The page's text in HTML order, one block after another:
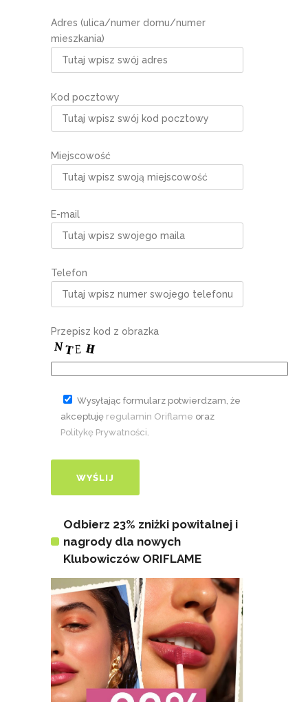
Adres (ulica/numer domu/numer
mieszkania)
Kod pocztowy
Miejscowość
E-mail
Telefon
Przepisz kod z obrazka
Wysyłając formularz potwierdzam, że
akceptuję regulamin Oriflame oraz
Politykę Prywatności
Odbierz 23% zniżki powitalnej i
nagrody dla nowych
Klubowiczów ORIFLAME